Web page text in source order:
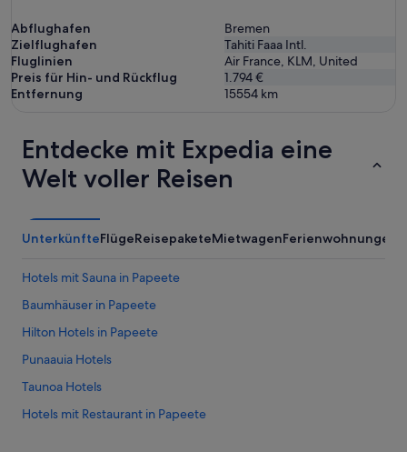
Abflughafen
Bremen
Zielflughafen
Tahiti Faaa Intl.
Fluglinien
Air France, KLM, United
Preis für Hin- und Rückflug
1.794 €
Entfernung
15554 km
Entdecke mit Expedia eine
Welt voller Reisen
UnterkünfteFlügeReisepaketeMietwagenFerienwohnungen
Hotels mit Sauna in Papeete
Baumhäuser in Papeete
Hilton Hotels in Papeete
Punaauia Hotels
Taunoa Hotels
Hotels mit Restaurant in Papeete